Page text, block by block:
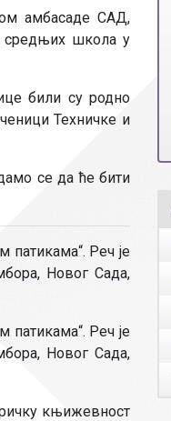
мреже
техничко особље
амбасаде САД,
средњих школа у
били су родно
Техничке и
се да ће бити
патикама“. Реч је
Новог Сада,
патикама“. Реч је
Новог Сада,
књижевност